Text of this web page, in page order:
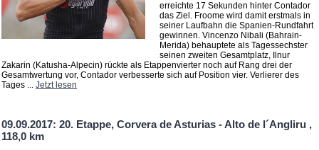
erreichte 17 Sekunden hinter Contador
das Ziel. Froome wird damit erstmals in
seiner Laufbahn die Spanien-Rundfahrt
gewinnen. Vincenzo Nibali (Bahrain-
Merida) behauptete als Tagessechster
seinen zweiten Gesamtplatz, Ilnur
Zakarin (Katusha-Alpecin) rückte als Etappenvierter noch auf Rang drei der
Gesamtwertung vor, Contador verbesserte sich auf Position vier. Verlierer des
Tages ... Jetzt lesen
09.09.2017: 20. Etappe, Corvera de Asturias - Alto de l´Angliru ,
118,0 km